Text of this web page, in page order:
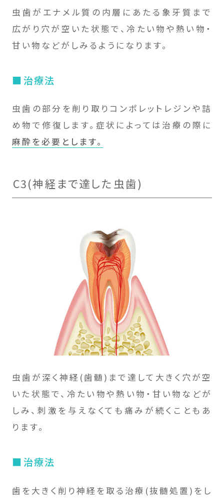
虫歯がエナメル質の内層にあたる象牙質まで
広がり穴が空いた状態で、冷たい物や熱い物・
甘い物などがしみるようになります。
治療法
虫歯の部分を削り取りコンポレットレジンや詰
め物で修復します。症状によっては治療の際に
麻酔を必要とします。
C3(神経まで達した虫歯)
虫歯が深く神経(歯髄)まで達して大きく穴が空
いた状態で、冷たい物や熱い物・甘い物などが
しみ、刺激を与えなくても痛みが続くこともあ
ります。
治療法
歯を大きく削り神経を取る治療(抜髄処置)をし